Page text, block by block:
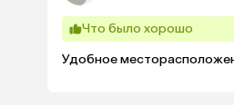
Что было хорошо
Удобное